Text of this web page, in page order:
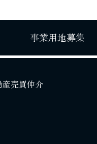
事業用地募集
産売買仲介